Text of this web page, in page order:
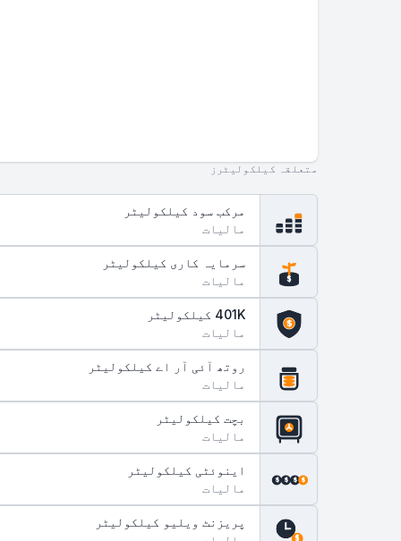
متعلقہ کیلکولیٹرز
مرکب سود کیلکولیٹر
مالیات
$
سرمایہ کاری کیلکولیٹر
مالیات
$
401K کیلکولیٹر
مالیات
روتھ آئی آر اے کیلکولیٹر
مالیات
بچت کیلکولیٹر
مالیات
$ $ $ $
اینوئٹی کیلکولیٹر
مالیات
$
پریزنٹ ویلیو کیلکولیٹر